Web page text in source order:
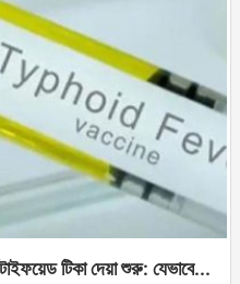
টিকা দেয়া শুরু: যেভাবে...